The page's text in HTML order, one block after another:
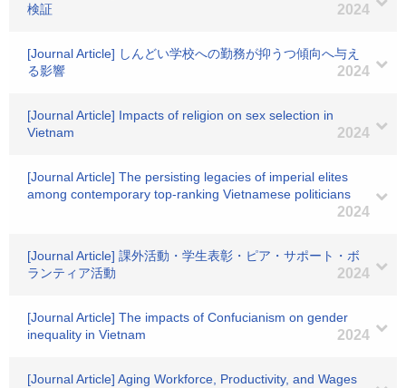
検証
2024
[Journal Article] しんどい学校への勤務が抑うつ傾向へ与え
る影響
2024
[Journal Article] Impacts of religion on sex selection in
Vietnam
2024
[Journal Article] The persisting legacies of imperial elites
among contemporary top‐ranking Vietnamese politicians
2024
[Journal Article] 課外活動・学生表彰・ピア・サポート・ボ
ランティア活動
2024
[Journal Article] The impacts of Confucianism on gender
inequality in Vietnam
2024
[Journal Article] Aging Workforce, Productivity, and Wages